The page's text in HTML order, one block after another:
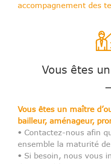
accompagnement des
Vous êtes
Vous êtes un maître
bailleur, aménageur,
• Contactez-nous afin
ensemble la maturité
• Si besoin, nous vous